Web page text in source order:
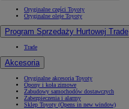
Oryginalne części Toyoty
Oryginalne oleje Toyoty
Program Sprzedaży Hurtowej Trade
Trade
Akcesoria
Oryginalne akcesoria Toyoty
Opony i koła zimowe
Zabudowy samochodów dostawczych
Zabezpieczenia i alarmy
Sklep Toyoty (Opens in new window)